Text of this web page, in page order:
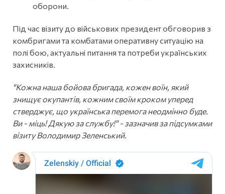
оборони.
Під час візиту до військових президент обговорив з
комбригами та комбатами оперативну ситуацію на
полі бою, актуальні питання та потреби українських
захисників.
"Кожна наша бойова бригада, кожен воїн, який
знищує окупантів, кожним своїм кроком уперед
стверджує, що українська перемога неодмінно буде.
Ви - міць! Дякую за службу!" - зазначив за підсумками
візиту Володимир Зеленський.